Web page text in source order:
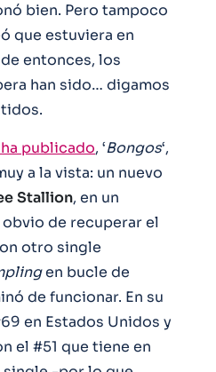
bien. Pero tampoco
que estuviera en
entonces, los
han sido… digamos
publicado, ‘Bongos‘,
a la vista: un nuevo
Stallion, en un
de recuperar el
otro single
en bucle de
de funcionar. En su
en Estados Unidos y
el #51 que tiene en